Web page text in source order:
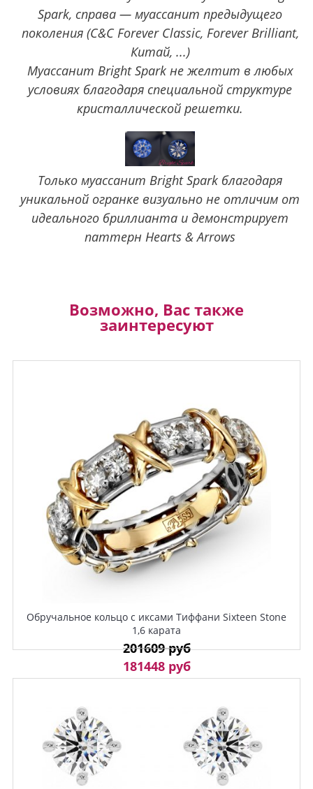
Spark, справа — муассанит предыдущего
поколения (C&C Forever Classic, Forever Brilliant,
Китай, ...)
Муассанит Bright Spark не желтит в любых
условиях благодаря специальной структуре
кристаллической решетки.
Только муассанит Bright Spark благодаря
уникальной огранке визуально не отличим от
идеального бриллианта и демонстрирует
паттерн Hearts & Arrows
Возможно, Вас также
заинтересуют
Обручальное кольцо с иксами Тиффани Sixteen Stone
1,6 карата
201609 руб
181448 руб